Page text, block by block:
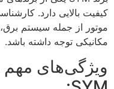
موتور از جمله سیستم
مکانیکی توجه داشته باشد.
ویژگی‌های مهم